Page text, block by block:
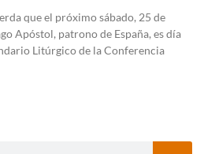
que el próximo sábado, 25 de
Apóstol, patrono de España, es día
Litúrgico de la Conferencia